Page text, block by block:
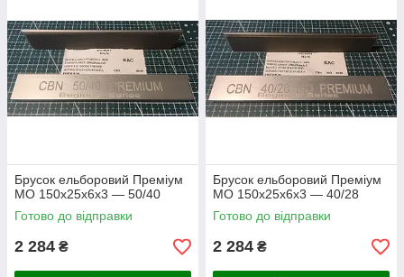
Брусок ельборовий Преміум
МО 150х25х6х3 — 50/40
Готово до відправки
2 284 ₴
Брусок ельборовий Преміум
МО 150х25х6х3 — 40/28
Готово до відправки
2 284 ₴